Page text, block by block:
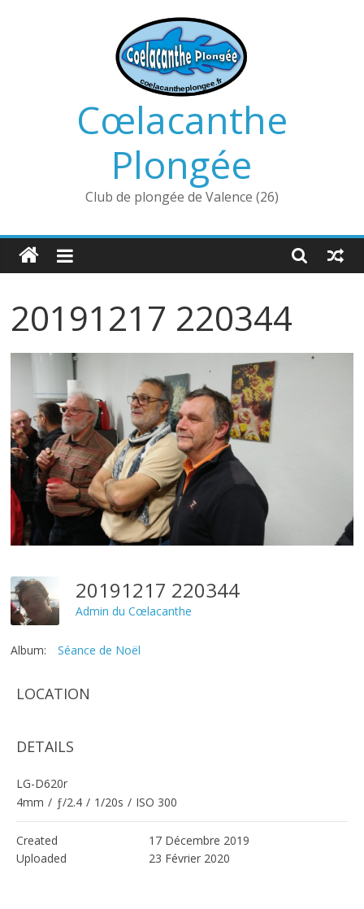
Cœlacanthe
Plongée
Club de plongée de Valence (26)
20191217 220344
20191217 220344
Admin du Cœlacanthe
Album: Séance de Noël
LOCATION
DETAILS
LG-D620r
4mm / ƒ/2.4 / 1/20s / ISO 300
Created
17 Décembre 2019
Uploaded
23 Février 2020